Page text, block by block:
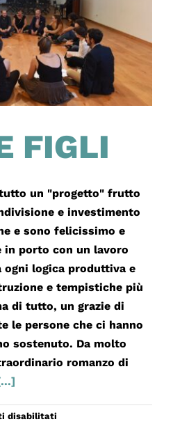
FIGLI
un "progetto" frutto
e investimento
e sono felicissimo e
in porto con un lavoro
logica produttiva e
e tempistiche più
di tutto, un grazie di
le persone che ci hanno
sostenuto. Da molto
romanzo di
disabilitatisu